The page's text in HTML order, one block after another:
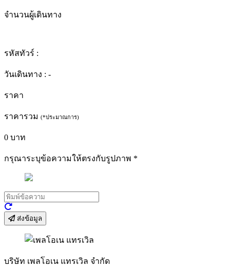
จำนวนผู้เดินทาง
รหัสทัวร์ :
วันเดินทาง : -
ราคา
ราคารวม (*ประมาณการ)
0 บาท
กรุณาระบุข้อความให้ตรงกับรูปภาพ *
ส่งข้อมูล
บริษัท เพลโอเน แทรเวิล จำกัด